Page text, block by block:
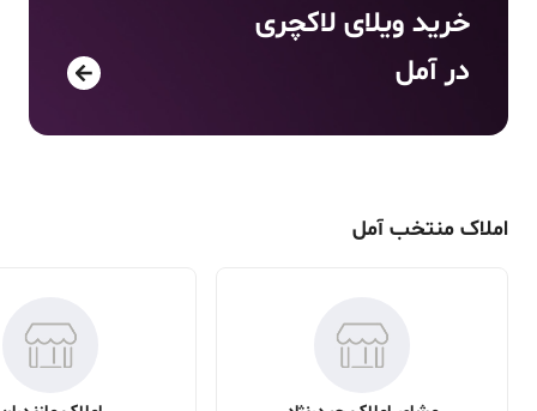
خرید ویلای لاکچری
درآمل
املاک منتخب آمل